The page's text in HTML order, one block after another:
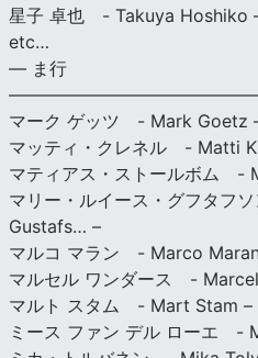
星子 卓也 - Takuya Hoshiko
etc…
— ま行
マーク ゲッツ - Mark Goetz
マッティ・クレネル - Matti
マティアス・ストールボム -
マリー・ルイース・グフタフ
Gustafs… –
マルコ マラン - Marco
マルセル ワンダース -
マルト スタム - Mart Stam –
ミース ファン デル ローエ -